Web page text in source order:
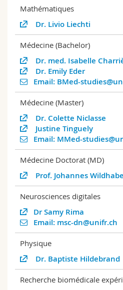
Mathématiques
Dr. Livio Liechti
Médecine (Bachelor)
Dr. med. Isabelle
Dr. Emily Eder
Email: BMed-
Médecine (Master)
Dr. Colette Niclasse
Justine Tinguely
Email: MMed-
Médecine Doctorat (MD)
Prof. Johannes
Neurosciences digitales
Dr Samy Rima
Email: msc-dn@unifr.ch
Physique
Dr. Baptiste Hildebrand
Recherche biomédicale